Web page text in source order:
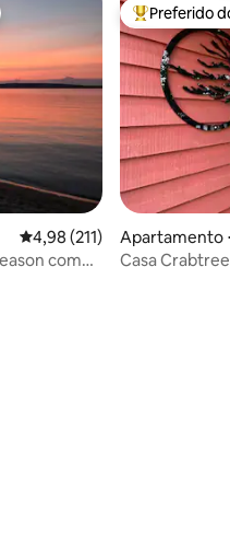
dos hóspedes
4,98 de uma avaliação
4,98 (211)
com
Entre os
Preferido
Apartamento
Casa Crabtree